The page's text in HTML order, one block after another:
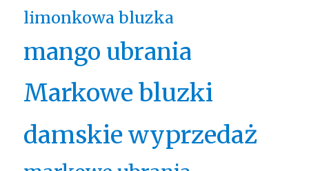
limonkowa bluzka
mango ubrania
Markowe bluzki
damskie wyprzedaż